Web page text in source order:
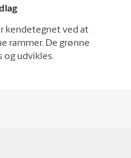
kendetegnet ved at
rammer. De grønne
og udvikles.